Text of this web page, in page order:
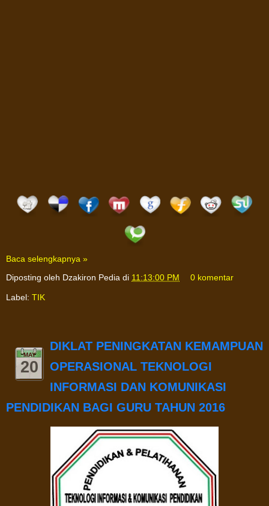
Baca selengkapnya »
Diposting oleh Dzakiron Pedia di 11:13:00 PM 0 komentar
Label: TIK
MAY
20
DIKLAT PENINGKATAN KEMAMPUAN
OPERASIONAL TEKNOLOGI
INFORMASI DAN KOMUNIKASI
PENDIDIKAN BAGI GURU TAHUN 2016